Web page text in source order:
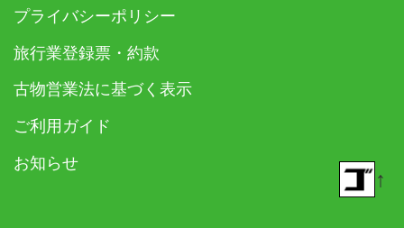
プライバシーポリシー
旅行業登録票・約款
古物営業法に基づく表示
ご利用ガイド
お知らせ
↑